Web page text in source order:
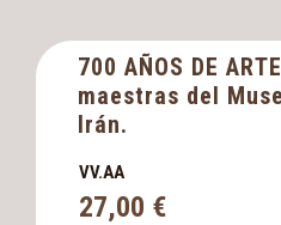
700 AÑOS DE
maestras del
Irán.
VV.AA
27,00 €